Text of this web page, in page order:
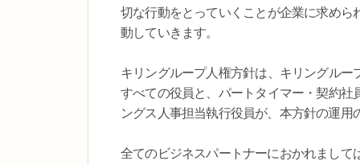
切な行動をとっていくことが企業に求め
動していきます。
キリングループ人権方針は、キリングル
すべての役員と、パートタイマー・契約
ングス人事担当執行役員が、本方針の運用
全てのビジネスパートナーにおかれまし